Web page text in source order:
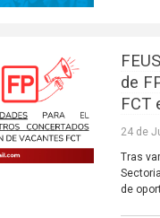
de
FCT
24 de
Tras
de